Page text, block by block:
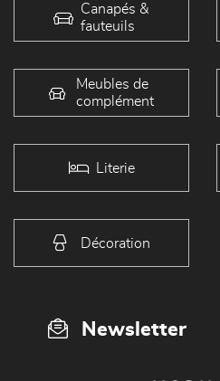
Canapés &
fauteuils
Meubles de
complément
Literie
Décoration
Newsletter